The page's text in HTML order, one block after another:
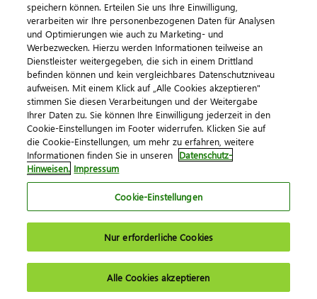
© 2026 DATEV eG
ImpressumDatenschutzAGB Kontakt
Cookie-Einstellungen
speichern können. Erteilen Sie uns Ihre Einwilligung,
verarbeiten wir Ihre personenbezogenen Daten für Analysen
und Optimierungen wie auch zu Marketing- und
Werbezwecken. Hierzu werden Informationen teilweise an
Dienstleister weitergegeben, die sich in einem Drittland
befinden können und kein vergleichbares Datenschutzniveau
aufweisen. Mit einem Klick auf „Alle Cookies akzeptieren"
stimmen Sie diesen Verarbeitungen und der Weitergabe
Ihrer Daten zu. Sie können Ihre Einwilligung jederzeit in den
Cookie-Einstellungen im Footer widerrufen. Klicken Sie auf
die Cookie-Einstellungen, um mehr zu erfahren, weitere
Informationen finden Sie in unseren Datenschutz-
Hinweisen. Impressum
Cookie-Einstellungen
Nur erforderliche Cookies
Alle Cookies akzeptieren